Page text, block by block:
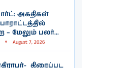
அகதிகள்
மேலும் பலர்...
August 7, 2026
திரைப்பட